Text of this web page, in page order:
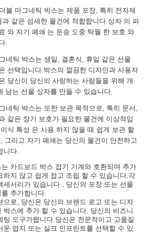
블 마그네틱 박스는 제품 포장, 특히 전자제
과 같은 섬세한 물건에 적합합니다.상자 의 파
와 자기 폐쇄 는 운송 도중 탁월 한 보호 와
.
네틱 박스는 생일, 결혼식, 휴일 같은 선물
선택입니다.박스의 깔끔한 디자인과 사용자
당신이 당신의 사랑하는 사람들을 위해 개
남는 선물 상자를 만들 수 있습니다.
네틱 박스는 또한 보관 목적으로, 특히 문서,
같은 장기 보호가 필요한 물건에 이상적입
식 특성 은 사용 하지 않을 때 쉽게 보관 할
그리고 자기 폐쇄는 당신의 물건이 안전하고
니다.
카드보드 박스 접기 기계와 호환되며 추가
하지 않고 쉽게 접고 조립 할 수 있습니다.각
세서리가 있습니다., 당신의 포장 또는 선물
추가합니다.
으로, 당신은 당신의 브랜드 로고 또는 디자
박스에 추가 할 수 있습니다. 당신의 비즈니
팅 도구가됩니다.당신은 전문적이고 고품질
운 엽지 또는 실크 인프린트를 선택할 수 있